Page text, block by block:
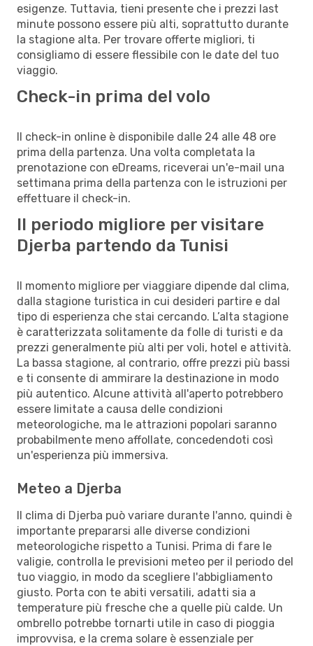
esigenze. Tuttavia, tieni presente che i prezzi last
minute possono essere più alti, soprattutto durante
la stagione alta. Per trovare offerte migliori, ti
consigliamo di essere flessibile con le date del tuo
viaggio.
Check-in prima del volo
Il check-in online è disponibile dalle 24 alle 48 ore
prima della partenza. Una volta completata la
prenotazione con eDreams, riceverai un'e-mail una
settimana prima della partenza con le istruzioni per
effettuare il check-in.
Il periodo migliore per visitare
Djerba partendo da Tunisi
Il momento migliore per viaggiare dipende dal clima,
dalla stagione turistica in cui desideri partire e dal
tipo di esperienza che stai cercando. L’alta stagione
è caratterizzata solitamente da folle di turisti e da
prezzi generalmente più alti per voli, hotel e attività.
La bassa stagione, al contrario, offre prezzi più bassi
e ti consente di ammirare la destinazione in modo
più autentico. Alcune attività all'aperto potrebbero
essere limitate a causa delle condizioni
meteorologiche, ma le attrazioni popolari saranno
probabilmente meno affollate, concedendoti così
un'esperienza più immersiva.
Meteo a Djerba
Il clima di Djerba può variare durante l'anno, quindi è
importante prepararsi alle diverse condizioni
meteorologiche rispetto a Tunisi. Prima di fare le
valigie, controlla le previsioni meteo per il periodo del
tuo viaggio, in modo da scegliere l'abbigliamento
giusto. Porta con te abiti versatili, adatti sia a
temperature più fresche che a quelle più calde. Un
ombrello potrebbe tornarti utile in caso di pioggia
improvvisa, e la crema solare è essenziale per